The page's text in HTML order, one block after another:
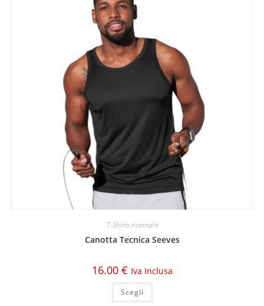
T-Shirts ricamate
Canotta Tecnica Seeves
16.00 € Iva Inclusa
Scegli